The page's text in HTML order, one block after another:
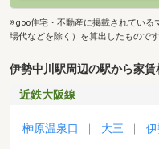
※goo住宅・不動産に掲載されている
場代などを除く）を算出したものです
伊勢中川駅周辺の駅から家賃
近鉄大阪線
榊原温泉口 大三